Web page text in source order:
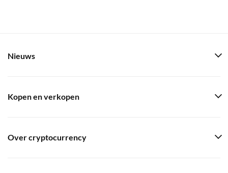
Nieuws
Kopen en verkopen
Over cryptocurrency